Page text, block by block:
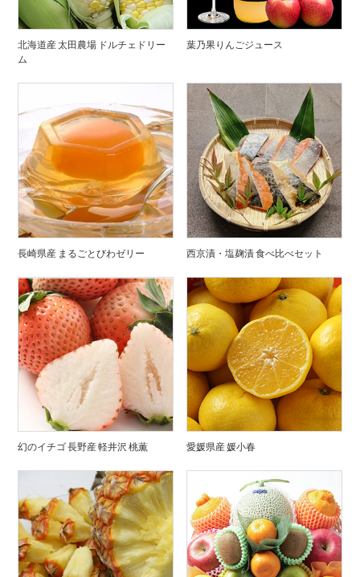
北海道産 太田農場 ドルチェドリー
ム
葉乃果りんごジュース
長崎県産 まるごとびわゼリー 西京漬・塩麹漬 食べ比べセット
幻のイチゴ 長野産 軽井沢 桃薫 愛媛県産 媛小春